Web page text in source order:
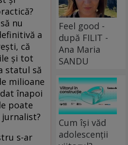
nu
a
că
și tot
statul să
milioane
înapoi
poate
s-ar
Feel good -
după FILIT -
Ana Maria
SANDU
Cum își văd
adolescenții